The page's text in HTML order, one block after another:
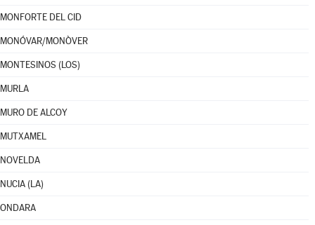
MONFORTE DEL CID
MONÓVAR/MONÒVER
MONTESINOS (LOS)
MURLA
MURO DE ALCOY
MUTXAMEL
NOVELDA
NUCIA (LA)
ONDARA